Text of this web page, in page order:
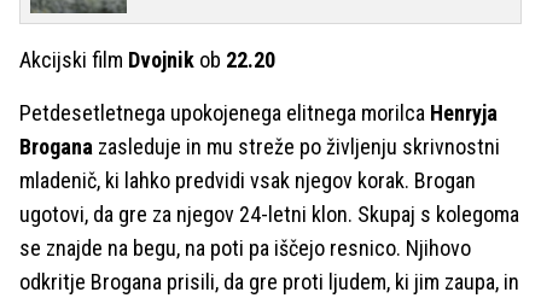
Akcijski film Dvojnik ob 22.20
Petdesetletnega upokojenega elitnega morilca Henryja
Brogana zasleduje in mu streže po življenju skrivnostni
mladenič, ki lahko predvidi vsak njegov korak. Brogan
ugotovi, da gre za njegov 24-letni klon. Skupaj s kolegoma
se znajde na begu, na poti pa iščejo resnico. Njihovo
odkritje Brogana prisili, da gre proti ljudem, ki jim zaupa, in